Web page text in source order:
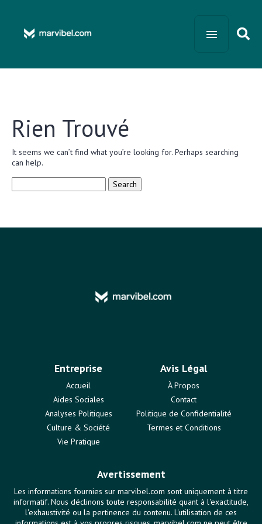
Rien Trouvé
It seems we can’t find what you’re looking for. Perhaps searching
can help.
Entreprise
Accueil
Aides Sociales
Analyses Politiques
Culture & Société
Vie Pratique
Avis Légal
À Propos
Contact
Politique de Confidentialité
Termes et Conditions
Avertissement
Les informations fournies sur marvibel.com sont uniquement à titre
informatif. Nous déclinons toute responsabilité quant à l'exactitude,
l'exhaustivité ou la pertinence du contenu. L'utilisation de ces